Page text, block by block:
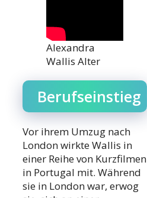
Alexandra
Wallis Alter
Berufseinstieg
Vor ihrem Umzug nach
London wirkte Wallis in
einer Reihe von Kurzfilmen
in Portugal mit. Während
sie in London war, erwog